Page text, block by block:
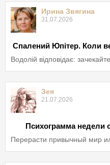
Ирина Звягина
31.07.2026
Спалений Юпітер. Коли
Водолій відповідає:
Зея
21.07.2026
Психограмма недели
Перерасти привычный мир